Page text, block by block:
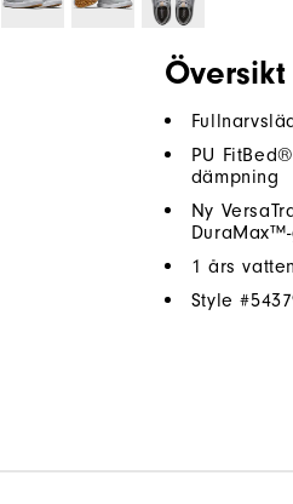
Översikt
PU
dämpning
Ny
1 års
Style #